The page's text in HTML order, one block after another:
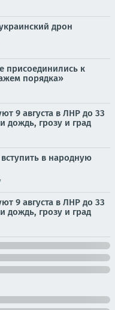
дрон
присоединились к
порядка»
9 августа в ЛНР до 33
дождь, грозу и град
в народную
9 августа в ЛНР до 33
дождь, грозу и град